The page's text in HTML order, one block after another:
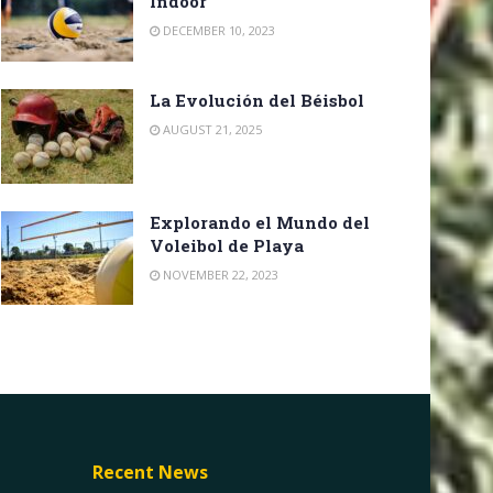
DECEMBER 10, 2023
La Evolución del Béisbol
AUGUST 21, 2025
Explorando el Mundo del
Voleibol de Playa
NOVEMBER 22, 2023
Recent News